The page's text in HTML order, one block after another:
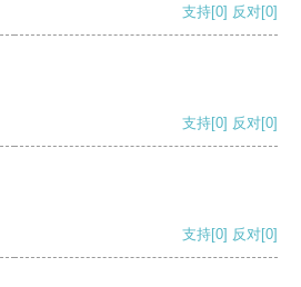
支持[0] 反对[0]
支持[0] 反对[0]
支持[0] 反对[0]